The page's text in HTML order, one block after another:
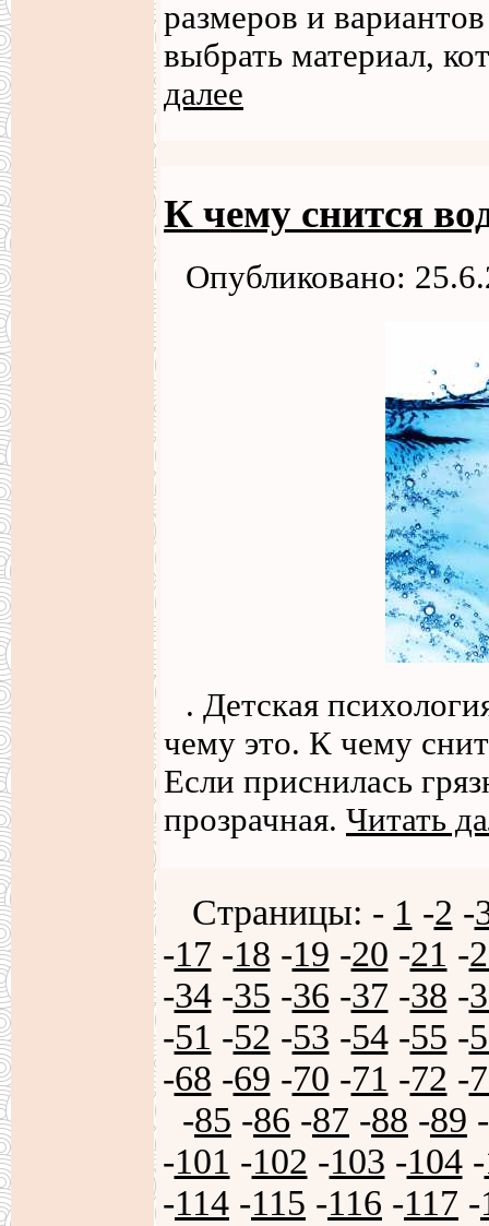
размеров и
выбрать материал,
далее
К чему снится
Опубликовано:
. Детская
чему это. К чему
Если приснилась
прозрачная. Читать
Страницы: - 1 -2 -
-17 -18 -19 -20 -21 -
-34-35 -36 -37 -38 -
-51 -52 -53 -54-55 -
-68 -69 -70 -71 -72 -
-85 -86 -87 -88 -89 -
-101 -102 -103 -104-
-114 -115 -116 -117 -